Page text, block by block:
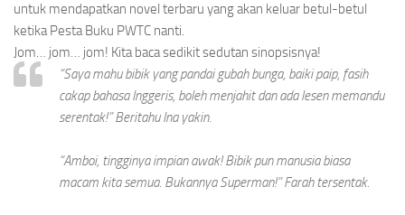
untuk mendapatkan novel terbaru yang akan keluar betul-betul
ketika Pesta Buku PWTC nanti.
Jom… jom… jom! Kita baca sedikit sedutan sinopsisnya!
“Saya mahu bibik yang pandai gubah bunga, baiki paip, fasih
cakap bahasa Inggeris, boleh menjahit dan ada lesen memandu
serentak!” Beritahu Ina yakin.
“Amboi, tingginya impian awak! Bibik pun manusia biasa
macam kita semua. Bukannya Superman!” Farah tersentak.